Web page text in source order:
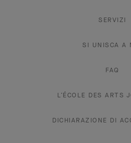
SERVIZI
SI UNISCA A
FAQ
L’ÉCOLE DES ARTS
DICHIARAZIONE DI